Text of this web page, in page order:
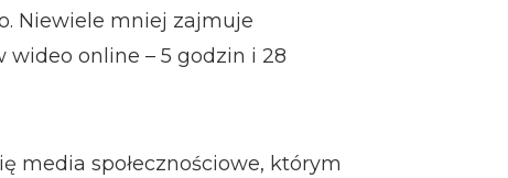
Niewiele mniej zajmuje
online – 5 godzin i 28
media społecznościowe, którym